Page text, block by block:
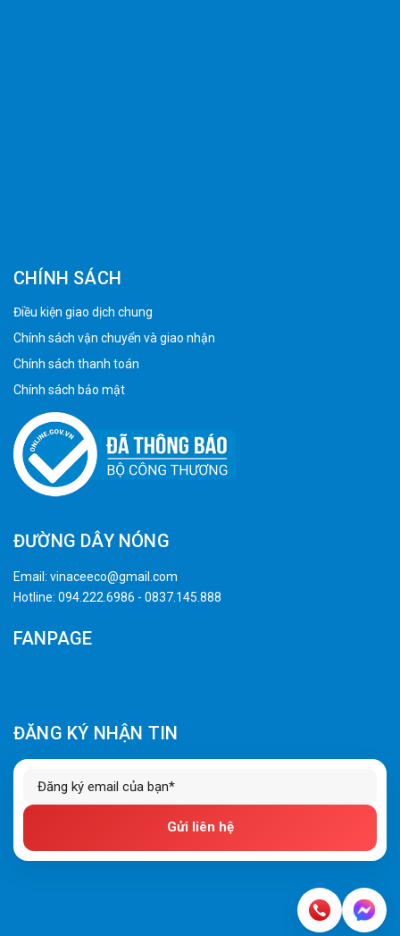
CHÍNH SÁCH
Điều kiện giao dịch chung
Chính sách vận chuyển và giao nhận
Chính sách thanh toán
Chính sách bảo mật
ĐƯỜNG DÂY NÓNG
Email: vinaceeco@gmail.com
Hotline: 094.222.6986 - 0837.145.888
FANPAGE
ĐĂNG KÝ NHẬN TIN
Gửi liên hệ